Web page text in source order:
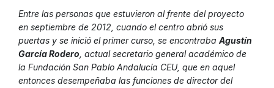
Entre las personas que estuvieron al frente del proyecto
en septiembre de 2012, cuando el centro abrió sus
puertas y se inició el primer curso, se encontraba Agustín
García Rodero , actual secretario general académico de
la Fundación San Pablo Andalucía CEU, que en aquel
entonces desempeñaba las funciones de director del